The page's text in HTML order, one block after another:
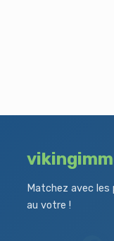
Matchez avec les
au votre !